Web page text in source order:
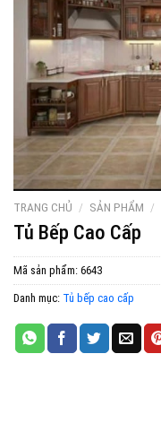
TRANG CHỦ / SẢN PHẨM /
Tủ Bếp Cao Cấp
Mã sản phẩm: 6643
Danh mục: Tủ bếp cao cấp